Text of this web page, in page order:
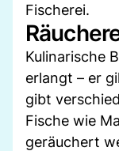
Fischerei.
Kulinarische
erlangt – er
gibt
Fische wie
geräuchert